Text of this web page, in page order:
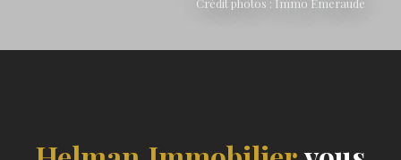
Crédit photos : Immo Emeraude